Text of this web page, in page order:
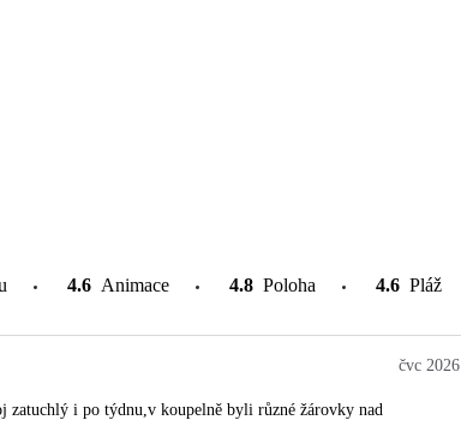
4.6 Animace 4.8 Poloha 4.6 Pláž
čvc 2026
i po týdnu,v koupelně byli různé žárovky nad